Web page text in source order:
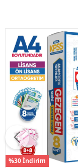
%30 İndirim